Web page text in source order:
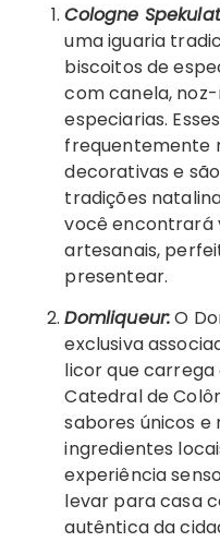
Cologne
uma iguaria
biscoitos de
com canela,
especiarias.
frequentemente
decorativas e
tradições
você encontrará
artesanais,
presentear.
Domliqueur:O
exclusiva
licor que
Catedral de
sabores únicos
ingredientes
experiência
levar para casa
autêntica da